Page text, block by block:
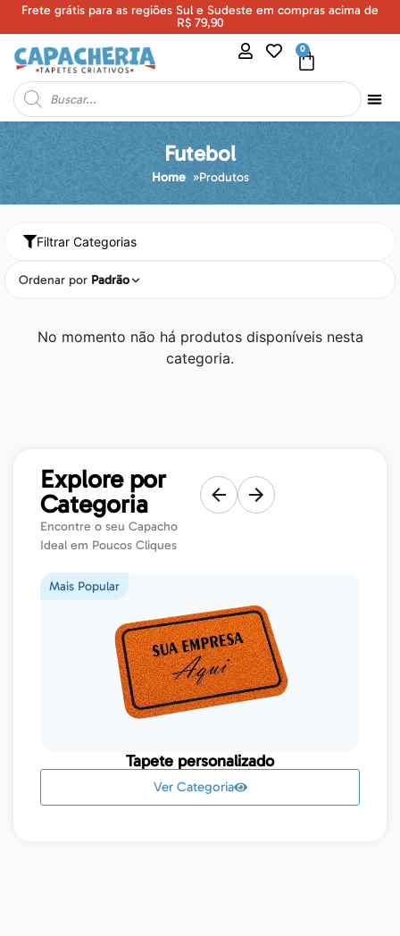
Frete grátis para as regiões Sul e Sudeste em compras acima de
R$ 79,90
0
Futebol
Home»Produtos
Filtrar Categorias
Ordenar por Padrão
No momento não há produtos disponíveis nesta
categoria.
Explore por
Categoria
Encontre o seu Capacho
Ideal em Poucos Cliques
Mais Popular
Tapete personalizado
Ver Categoria